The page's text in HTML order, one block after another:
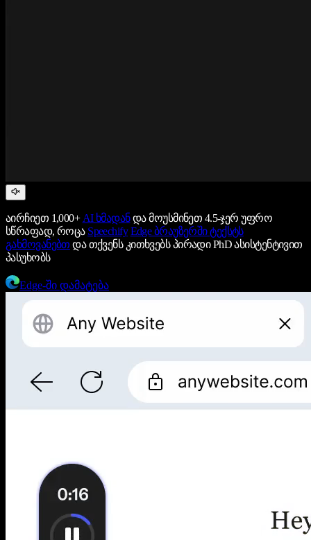
აირჩიეთ 1,000+ AI ხმადანდა მოუსმინეთ 4.5-ჯერ უფრო
სწრაფად, როცა Speechify Edge ბრაუზერში ტექსტს
გახმოვანებთ და თქვენს კითხვებს პირადი PhD ასისტენტივით
პასუხობს
Edge-ში დამატება